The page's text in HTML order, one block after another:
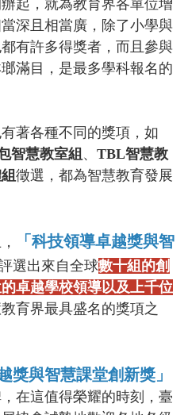
起，就為教育界各單位增
深且相當廣，除了小學與
有許多得獎者，而且參與
滿目，是最多學科報名的
著各種不同的獎項，如
智慧教室組 、 TBL智慧教
徵選，都為智慧教育發展
「科技領導卓越獎與智
選出來自全球數十組的創
卓越學校領導以及上千位
教育界最具盛名的獎項之
獎與智慧課堂創新獎」
在這值得榮耀的時刻，臺